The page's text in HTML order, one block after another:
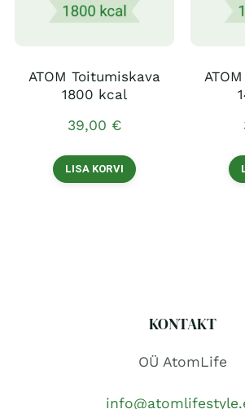
ATOM Toitumiskava
1800 kcal
39,00 €
LISA KORVI
KONTAKT
OÜ AtomLife